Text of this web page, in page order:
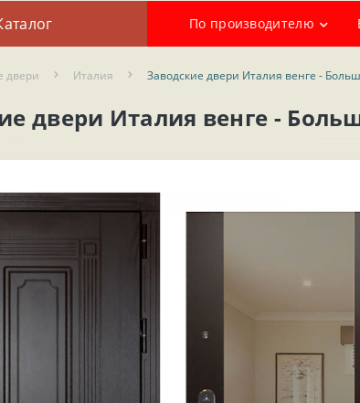
По производителю
двери Италия Заводские двери Италия венге -
двери Италия венге -